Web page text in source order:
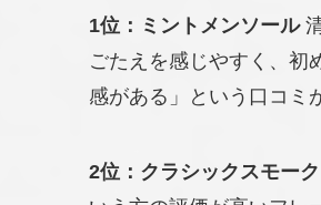
1位：ミントメンソール
ごたえを感じやすく、初
感がある」という口コミ
2位：クラシックスモーク